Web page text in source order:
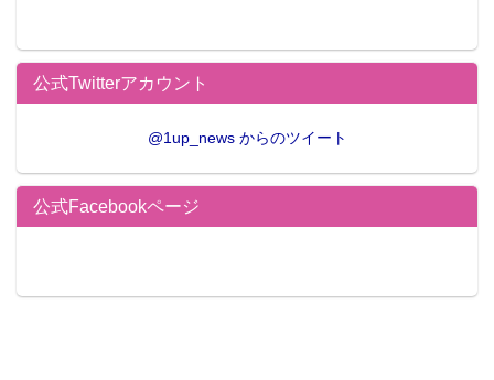
公式Twitterアカウント
@1up_news からのツイート
公式Facebookページ